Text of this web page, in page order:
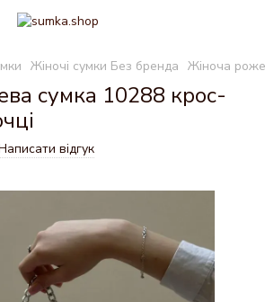
Жіночі сумки Без бренда Жіноча
сумка 10288 крос-
відгук